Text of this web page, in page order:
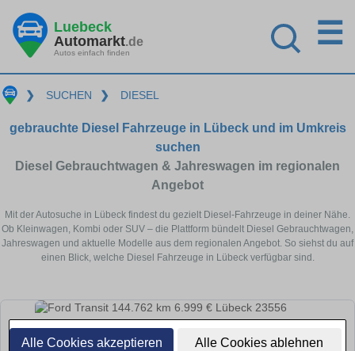
Alle Cookies akzeptieren Alle Cookies ablehnen
Luebeck
Automarkt.de
Autos einfach finden
☰
❯ SUCHEN ❯ DIESEL
gebrauchte Diesel Fahrzeuge in Lübeck und im Umkreis
suchen
Diesel Gebrauchtwagen & Jahreswagen im regionalen
Angebot
Mit der Autosuche in Lübeck findest du gezielt Diesel-Fahrzeuge in deiner Nähe.
Ob Kleinwagen, Kombi oder SUV – die Plattform bündelt Diesel Gebrauchtwagen,
Jahreswagen und aktuelle Modelle aus dem regionalen Angebot. So siehst du auf
einen Blick, welche Diesel Fahrzeuge in Lübeck verfügbar sind.